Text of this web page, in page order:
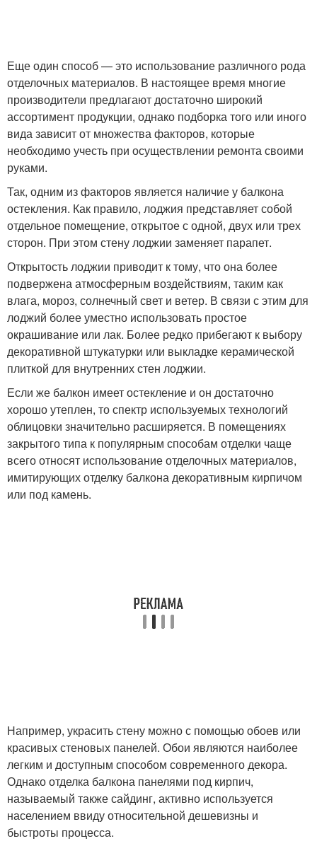
Еще один способ — это использование различного рода
отделочных материалов. В настоящее время многие
производители предлагают достаточно широкий
ассортимент продукции, однако подборка того или иного
вида зависит от множества факторов, которые
необходимо учесть при осуществлении ремонта своими
руками.
Так, одним из факторов является наличие у балкона
остекления. Как правило, лоджия представляет собой
отдельное помещение, открытое с одной, двух или трех
сторон. При этом стену лоджии заменяет парапет.
Открытость лоджии приводит к тому, что она более
подвержена атмосферным воздействиям, таким как
влага, мороз, солнечный свет и ветер. В связи с этим для
лоджий более уместно использовать простое
окрашивание или лак. Более редко прибегают к выбору
декоративной штукатурки или выкладке керамической
плиткой для внутренних стен лоджии.
Если же балкон имеет остекление и он достаточно
хорошо утеплен, то спектр используемых технологий
облицовки значительно расширяется. В помещениях
закрытого типа к популярным способам отделки чаще
всего относят использование отделочных материалов,
имитирующих отделку балкона декоративным кирпичом
или под камень.
Например, украсить стену можно с помощью обоев или
красивых стеновых панелей. Обои являются наиболее
легким и доступным способом современного декора.
Однако отделка балкона панелями под кирпич,
называемый также сайдинг, активно используется
населением ввиду относительной дешевизны и
быстроты процесса.